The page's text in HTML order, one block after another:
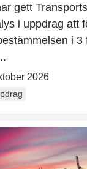
gett
i uppdrag att
i 3
2026